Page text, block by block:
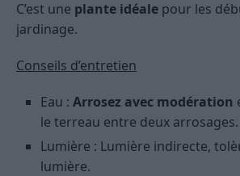
C’est une plante idéale pour les
jardinage.
Conseils d’entretien
Eau : Arrosez avec modération
le terreau entre deux arrosages.
Lumière : Lumière indirecte,
lumière.